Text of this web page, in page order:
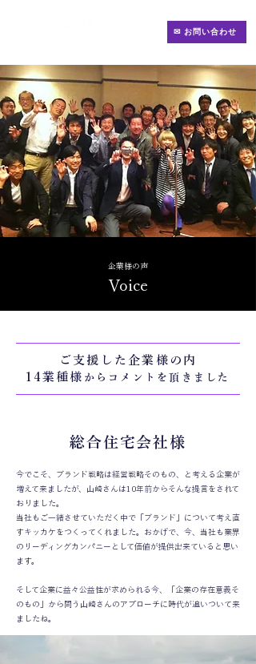
✉ お問い合わせ
企業様の声
Voice
ご支援した企業様の内
14業種様 からコメントを頂きました
総合住宅会社様
今でこそ、ブランド戦略は経営戦略そのもの、と考える企業が
増えて来ましたが、山崎さんは10年前からそんな提言をされて
おりました。
当社もご一緒させていただく中で「ブランド」について考え直
すキッカケをつくってくれました。おかげで、今、当社も業界
のリーディングカンパニーとして価値が提供出来ていると思い
ます。
そして企業に益々公益性が求められる今、「企業の存在意義そ
のもの」から問う山崎さんのアプローチに時代が追いついて来
ましたね。